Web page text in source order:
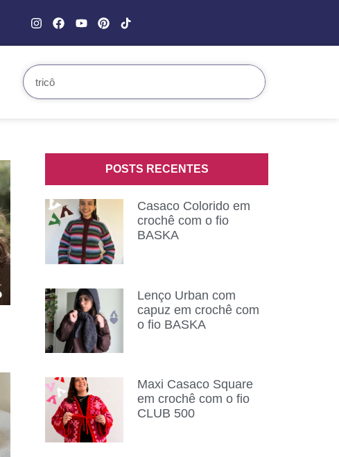
POSTS RECENTES
Casaco Colorido em
crochê com o fio
BASKA
Lenço Urban com
capuz em crochê com
o fio BASKA
Maxi Casaco Square
em crochê com o fio
CLUB 500